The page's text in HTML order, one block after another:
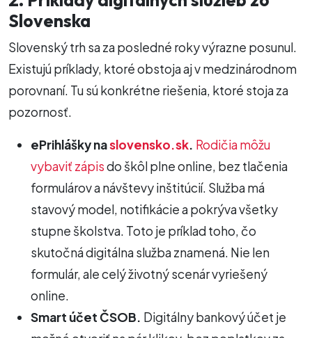
Slovenska
Slovenský trh sa za posledné roky výrazne posunul.
Existujú príklady, ktoré obstoja aj v medzinárodnom
porovnaní. Tu sú konkrétne riešenia, ktoré stoja za
pozornosť.
ePrihlášky naslovensko.sk. Rodičia môžu
vybaviť zápisdo škôl plne online, bez tlačenia
formulárov a návštevy inštitúcií. Služba má
stavový model, notifikácie a pokrýva všetky
stupne školstva. Toto je príklad toho, čo
skutočná digitálna služba znamená. Nie len
formulár, ale celý životný scenár vyriešený
online.
Smart účet ČSOB. Digitálny bankový účet je